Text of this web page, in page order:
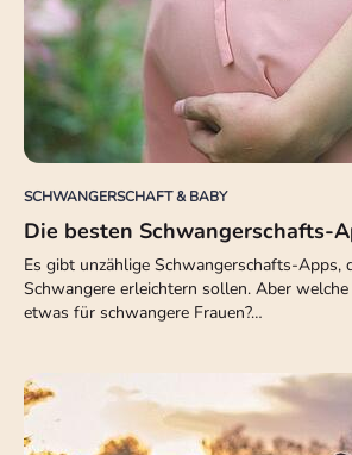
SCHWANGERSCHAFT & BABY
Die besten Schwangerschafts-
Es gibt unzählige Schwangerschafts-Apps,
Schwangere erleichtern sollen. Aber
etwas für schwangere Frauen?…